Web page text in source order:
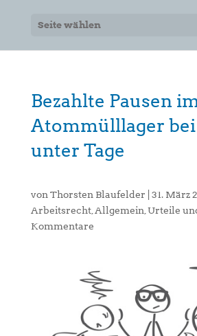
Seite wählen
Bezahlte Pausen
Atommülllager
unter Tage
von Thorsten Blaufelder 31. März
Arbeitsrecht, Allgemein Urteile
Kommentare